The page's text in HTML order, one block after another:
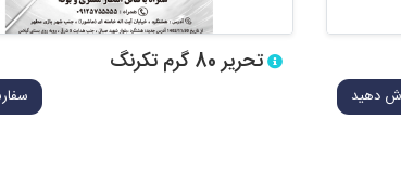
دهید
تحریر 80 گرم تکرنگ